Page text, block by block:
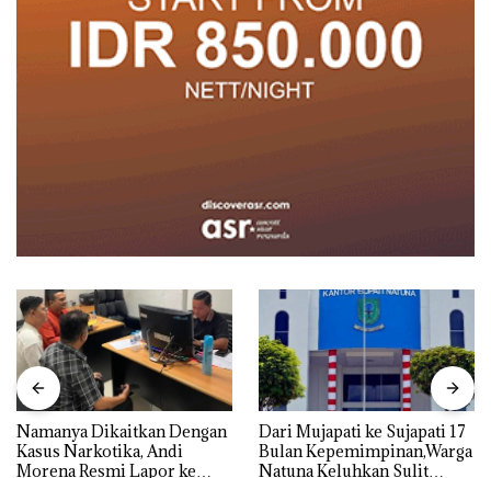
Namanya Dikaitkan Dengan
Kasus Narkotika, Andi
Morena Resmi Lapor ke
Dari Mujapati ke Sujapati 17
Bulan Kepemimpinan,Warga
Natuna Keluhkan Sulit